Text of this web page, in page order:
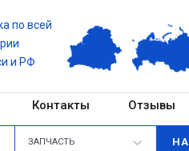
по всей
и РФ
Контакты Отзывы
ЗАПЧАСТЬ